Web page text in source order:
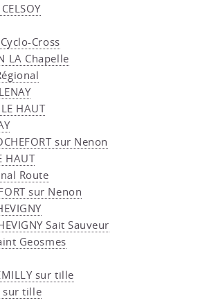
Cross
LA Chapelle
HAUT
sur Nenon
HAUT
Route
sur Nenon
Sait Sauveur
Geosmes
sur tille
sur tille